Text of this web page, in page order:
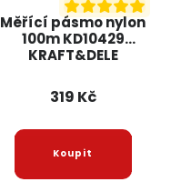
Měřící pásmo nylon
100m KD10429
KRAFT&DELE
319 Kč